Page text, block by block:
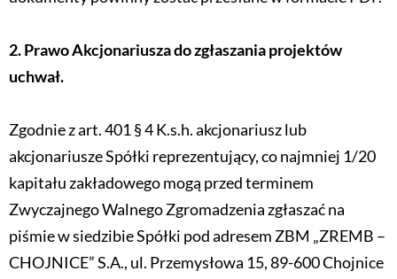
2. Prawo Akcjonariusza do zgłaszania projektów
uchwał.
Zgodnie z art. 401 § 4 K.s.h. akcjonariusz lub
akcjonariusze Spółki reprezentujący, co najmniej 1/20
kapitału zakładowego mogą przed terminem
Zwyczajnego Walnego Zgromadzenia zgłaszać na
piśmie w siedzibie Spółki pod adresem ZBM „ZREMB –
CHOJNICE” S.A., ul. Przemysłowa 15, 89-600 Chojnice